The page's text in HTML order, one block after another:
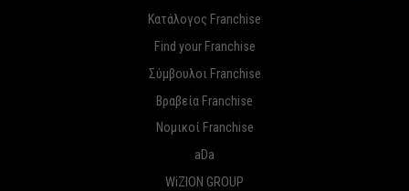
Κατάλογος Franchise
Find your Franchise
Σύμβουλοι Franchise
Βραβεία Franchise
Νομικοί Franchise
aDa
WiZION GROUP